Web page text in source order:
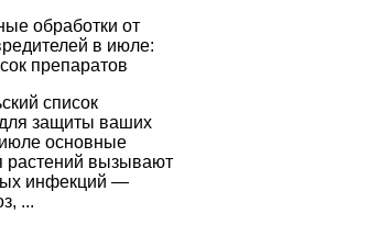
обработки от
в июле:
препаратов
список
защиты ваших
основные
растений вызывают
инфекций —
...